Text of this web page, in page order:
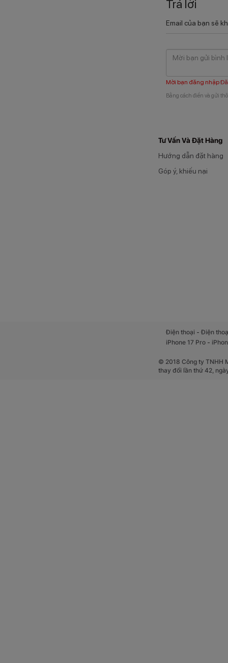
Trả lời
Email của bạn sẽ
Mời bạn đăng nhập
Bằng cách điền và gửi
Tư Vấn Và Đặt Hàng
Hướng dẫn đặt hàng
Góp ý, khiếu nại
Điện thoại -Điện
iPhone 17 Pro -
© 2018 Công ty TNHH
thay đổi lần thứ 42,